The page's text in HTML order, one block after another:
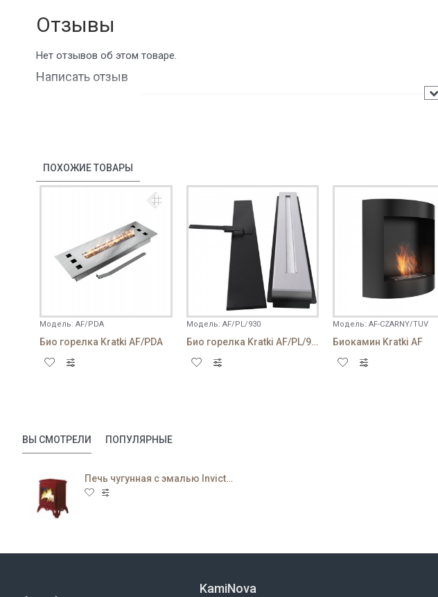
Отзывы
Нет отзывов об этом товаре.
Написать отзыв
Внимание: HTML не переведен!
Плохо Хорошо
ПОХОЖИЕ ТОВАРЫ
Модель: AF/PDA
Био горелка Kratki AF/PDA
Модель: AF/PL/930
Био горелка Kratki AF/PL/930
Модель: AF-CZARNY/TUV
Биокамин Kratki AF
ВЫ СМОТРЕЛИ ПОПУЛЯРНЫЕ
Печь чугунная с эмалью Invicta Chambord
KamiNova